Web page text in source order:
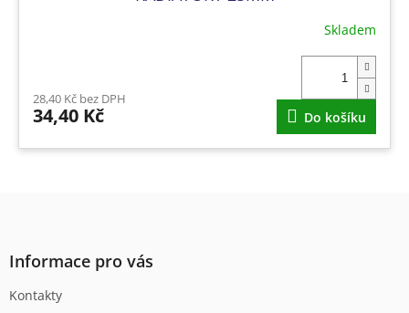
Skladem
28,40 Kč bez DPH
34,40 Kč Do košíku
Informace pro vás
Kontakty